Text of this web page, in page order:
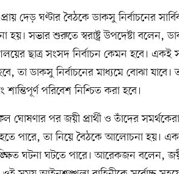
দেড় ঘণ্টার বৈঠকে ডাকসু নির্বাচনের
হয়। সভার শুরুতে স্বরাষ্ট্র উপদেষ্টা বলেন,
ছাত্র সংসদ নির্বাচন কেমন হবে।
তা ডাকসু নির্বাচনের মাধ্যমে বোঝা
পরিবেশ নিশ্চিত করা হবে।
ঘোষণার পর জয়ী প্রার্থী ও তাঁদের
হতে পারে, তা নিয়ে বৈঠকে আলোচনা হয়।
ঘটনা ঘটতে পারে। আরেকজন বলেন,